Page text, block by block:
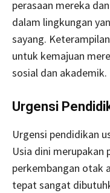
perasaan mereka
dalam lingkungan
sayang.
untuk kemajuan
sosial dan akademik.
Urgensi
Urgensi pendidikan
Usia dini merupakan
perkembangan otak
tepat sangat